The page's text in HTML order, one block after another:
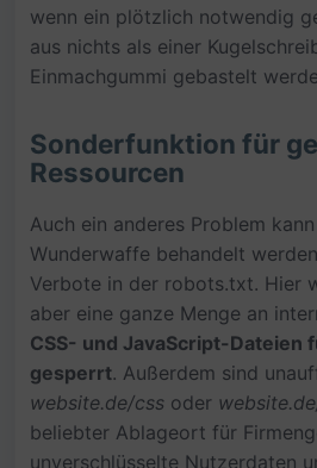
wenn ein plötzlich notwendig
aus nichts als einer
Einmachgummi gebastelt
Sonderfunktion für
Ressourcen
Auch ein anderes Problem
Wunderwaffe behandelt
Verbote in der robots.txt. Hier
aber eine ganze Menge an
CSS- und JavaScript-Dateien
gesperrt. Außerdem sind
website.de/css oder
beliebter Ablageort für
unverschlüsselte Nutzerdaten